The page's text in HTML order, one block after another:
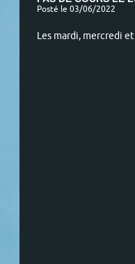
Posté le 03/06/2022
Les mardi, mercredi